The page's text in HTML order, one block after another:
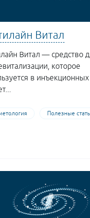
Витал
Витал — средство
которое
в инъекционных
Полезные